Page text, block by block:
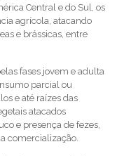
Central e do Sul, os
agrícola, atacando
e brássicas, entre
fases jovem e adulta
parcial ou
e até raízes das
atacados
e presença de fezes,
comercialização.